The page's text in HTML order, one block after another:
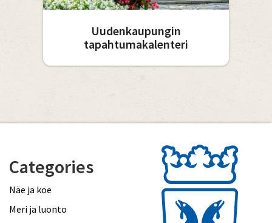
Uudenkaupungin
tapahtumakalenteri
Categories
Näe ja koe
Meri ja luonto